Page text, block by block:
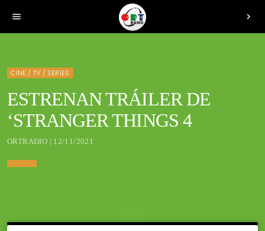
menu chevron_right
CINE / TV / SERIES
ESTRENAN TRÁILER DE
‘STRANGER THINGS 4
ORTRADIO | 12/11/2021